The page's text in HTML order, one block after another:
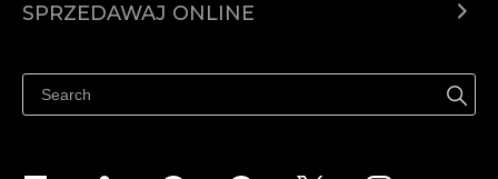
Cena
SPRZEDAWAJ ONLINE
Sprzedawaj na Facebooku
Sprzedawaj na Instagramie